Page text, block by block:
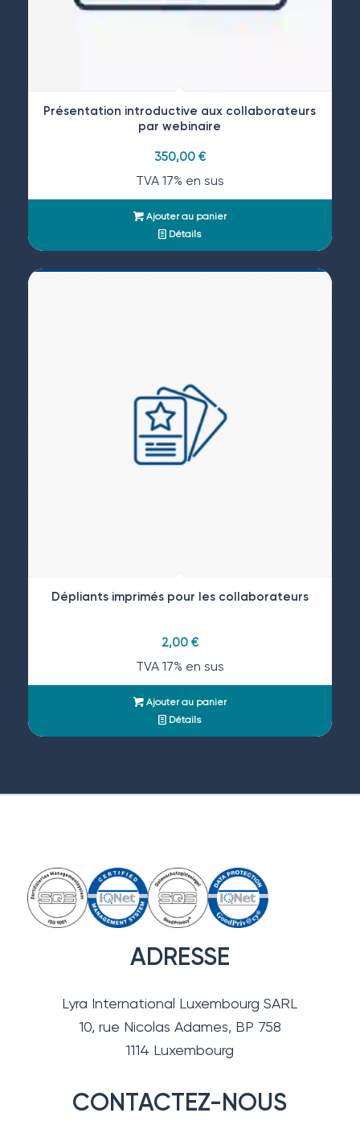
Présentation introductive aux collaborateurs
par webinaire
350,00 €
TVA 17% en sus
Ajouter au panier
Détails
Dépliants imprimés pour les collaborateurs
2,00 €
TVA 17% en sus
Ajouter au panier
Détails
ADRESSE
Lyra International Luxembourg SARL
10, rue Nicolas Adames, BP 758
1114 Luxembourg
CONTACTEZ-NOUS